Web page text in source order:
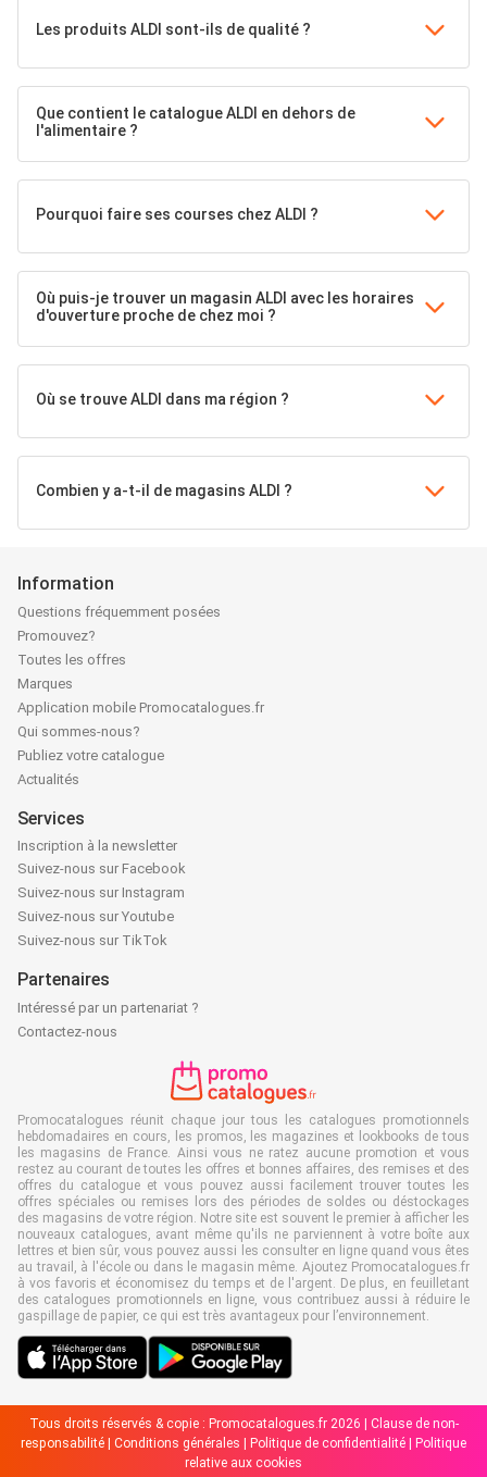
Les produits ALDI sont-ils de qualité ?
Que contient le catalogue ALDI en dehors de
l'alimentaire ?
Pourquoi faire ses courses chez ALDI ?
Où puis-je trouver un magasin ALDI avec les horaires
d'ouverture proche de chez moi ?
Où se trouve ALDI dans ma région ?
Combien y a-t-il de magasins ALDI ?
Information
Questions fréquemment posées
Promouvez?
Toutes les offres
Marques
Application mobile Promocatalogues.fr
Qui sommes-nous?
Publiez votre catalogue
Actualités
Services
Inscription à la newsletter
Suivez-nous sur Facebook
Suivez-nous sur Instagram
Suivez-nous sur Youtube
Suivez-nous sur TikTok
Partenaires
Intéressé par un partenariat ?
Contactez-nous
Promocatalogues réunit chaque jour tous les catalogues promotionnels
hebdomadaires en cours, les promos, les magazines et lookbooks de tous
les magasins de France. Ainsi vous ne ratez aucune promotion et vous
restez au courant de toutes les offres et bonnes affaires, des remises et des
offres du catalogue et vous pouvez aussi facilement trouver toutes les
offres spéciales ou remises lors des périodes de soldes ou déstockages
des magasins de votre région. Notre site est souvent le premier à afficher les
nouveaux catalogues, avant même qu'ils ne parviennent à votre boîte aux
lettres et bien sûr, vous pouvez aussi les consulter en ligne quand vous êtes
au travail, à l'école ou dans le magasin même. Ajoutez Promocatalogues.fr
à vos favoris et économisez du temps et de l'argent. De plus, en feuilletant
des catalogues promotionnels en ligne, vous contribuez aussi à réduire le
gaspillage de papier, ce qui est très avantageux pour l’environnement.
Tous droits réservés & copie : Promocatalogues.fr 2026 | Clause de non-
responsabilité
Conditions générales Politique de confidentialité
Politique
relative aux cookies